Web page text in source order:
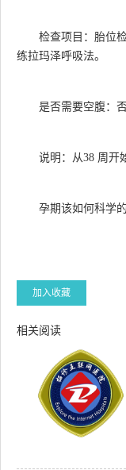
检查项目：胎位
练拉玛泽呼吸法。
是否需要空腹：
说明：从38 周开
孕期该如何科学
加入收藏
相关阅读